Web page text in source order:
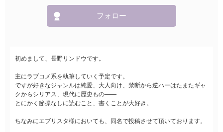
フォロー
初めまして、長野リンドウです。
主にラブコメ系を執筆していく予定です。
ですが好きなジャンルは純愛、大人向け、禁断から逆ハーはたまたギャ
クからシリアス、現代に歴史もの――
とにかく節操なしに読むこと、書くことが大好き。
ちなみにエブリスタ様においても、同名で投稿させて頂いております。